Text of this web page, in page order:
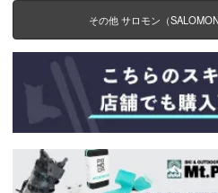
その他 サロモン（